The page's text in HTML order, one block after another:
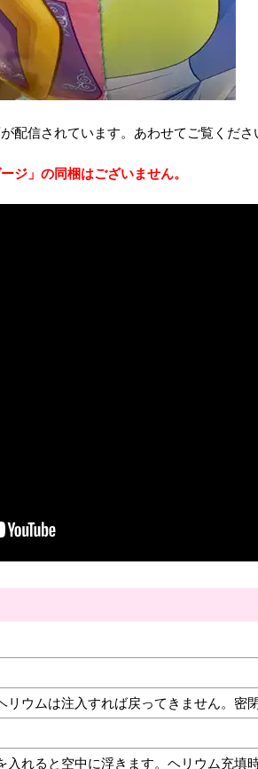
配信されています。あわせてご覧くださ
ジ」の同梱はございません。
リウムは注入すれば戻ってきません。密
入れると空中に浮きます。ヘリウム充填